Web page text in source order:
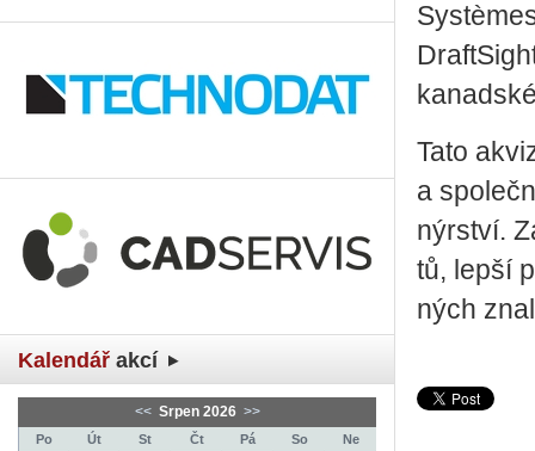
Kalendář akcí
<< Srpen 2026 >>
Po Út St Čt Pá So
Ne
Tato
a
nýr­ství.
tů, lepší
ných